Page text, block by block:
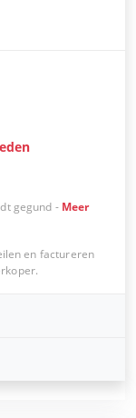
gegund - Meer
en factureren